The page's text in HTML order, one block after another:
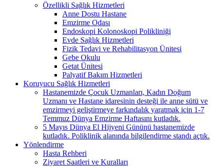
Özellikli Sağlık Hizmetleri
Anne Dostu Hastane
Emzirme Odası
Endoskopi Kolonoskopi Polikliniği
Evde Sağlık Hizmetleri
Fizik Tedavi ve Rehabilitasyon Ünitesi
Gebe Okulu
Getat Ünitesi
Palyatif Bakım Hizmetleri
Koruyucu Sağlık Hizmetleri
Hastanemizde Çocuk Uzmanları, Kadın Doğum
Uzmanı ve Hastane idaresinin desteği ile anne sütü ve
emzirmeyi geliştirmeye farkındalık yaratmak için 1-7
Temmuz Dünya Emzirme Haftasını kutladık.
5 Mayıs Dünya El Hijyeni Gününü hastanemizde
kutladık. Poliklinik alanında bilgilendirme standı açtık.
Yönlendirme
Hasta Rehberi
Ziyaret Saatleri ve Kuralları